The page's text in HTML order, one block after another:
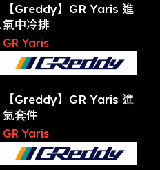
【Greddy】GR Yaris 進
氣中冷排
GR Yaris
【Greddy】GR Yaris 進
氣套件
GR Yaris